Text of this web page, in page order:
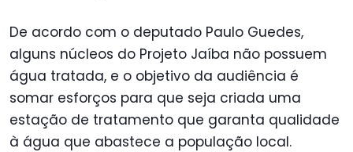
De acordo com o deputado Paulo Guedes,
alguns núcleos do Projeto Jaíba não possuem
água tratada, e o objetivo da audiência é
somar esforços para que seja criada uma
estação de tratamento que garanta qualidade
à água que abastece a população local.